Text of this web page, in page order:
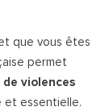
que vous êtes
permet
violences
et essentielle.